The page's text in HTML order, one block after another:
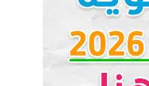
الإمام
صبري نخنوخ